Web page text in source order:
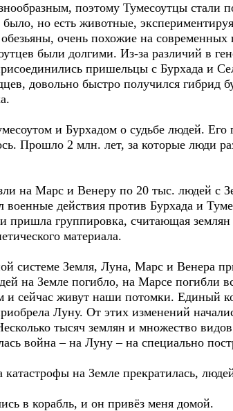
поэтому Тумесоутцы стали
но есть животные,
очень похожие на
были долгими. Из-за различий в
пришельцы с Бурхада и
довольно быстро получился гибрид
и Бурхадом о судьбе людей. Его
Прошло 2 млн. лет, за которые люди
на Марс и Венеру по 20 тыс. людей с
действия против Бурхада и
пришла группировка, считающая
материала.
системе Земля, Луна, Марс и Венера
на Земле погибло, на Марсе погибли
и сейчас живут наши потомки. Единый
Луну. От этих изменений
тысяч землян и множество
война – на Луну – на специально
катастрофы на Земле прекратилась,
в корабль, и он привёз меня домой.